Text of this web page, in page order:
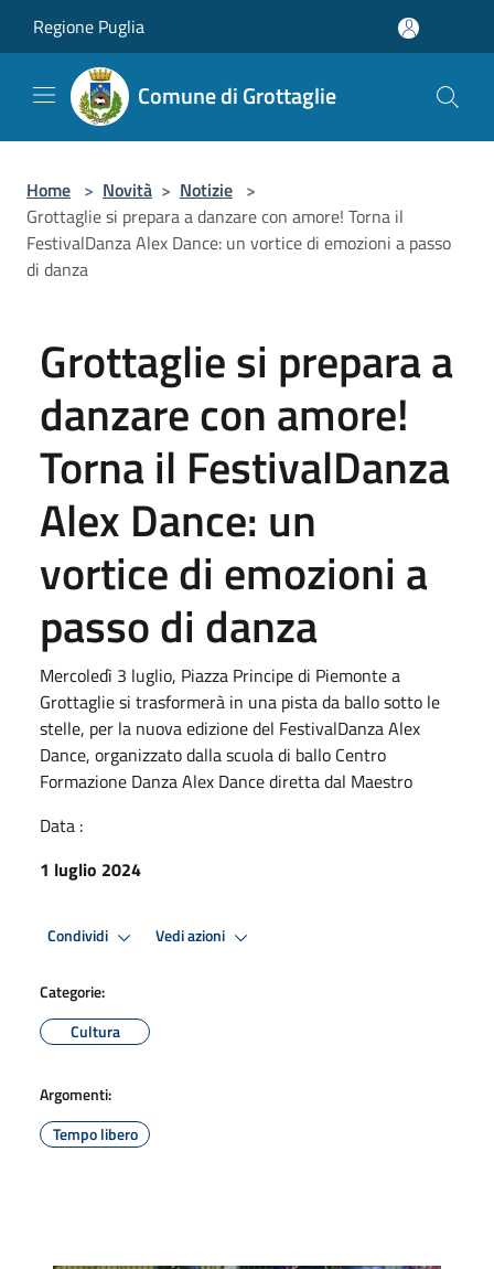
Regione Puglia
Comune di Grottaglie
Home > Novità > Notizie >
Grottaglie si prepara a danzare con amore! Torna il
FestivalDanza Alex Dance: un vortice di emozioni a passo
di danza
Grottaglie si prepara a
danzare con amore!
Torna il FestivalDanza
Alex Dance: un
vortice di emozioni a
passo di danza
Mercoledì 3 luglio, Piazza Principe di Piemonte a
Grottaglie si trasformerà in una pista da ballo sotto le
stelle, per la nuova edizione del FestivalDanza Alex
Dance, organizzato dalla scuola di ballo Centro
Formazione Danza Alex Dance diretta dal Maestro
Data :
1 luglio 2024
Condividi Vedi azioni
Categorie:
Cultura
Argomenti:
Tempo libero